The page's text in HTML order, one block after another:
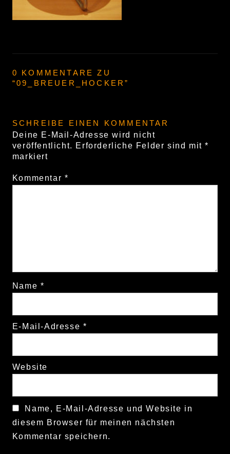
0 KOMMENTARE ZU
“09_BREUER_HOCKER”
SCHREIBE EINEN KOMMENTAR
Deine E-Mail-Adresse wird nicht
veröffentlicht. Erforderliche Felder sind mit*
markiert
Kommentar *
Name *
E-Mail-Adresse *
Website
Name, E-Mail-Adresse und Website in
diesem Browser für meinen nächsten
Kommentar speichern.